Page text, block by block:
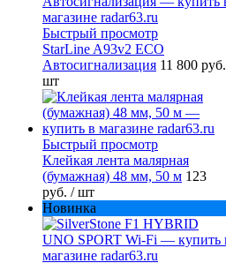
Быстрый просмотр
StarLine A93v2 ECO
Автосигнализация 11 800 руб.
шт
Быстрый просмотр
Клейкая лента малярная
(бумажная) 48 мм, 50 м 123
руб. / шт
Новинка